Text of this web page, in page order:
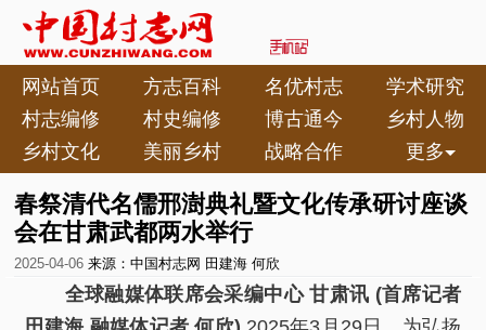
网站首页 方志百科 名优村志
学术研究
村志编修
村史编修 博古通今
乡村人物
乡村文化
美丽乡村 战略合作 更多
春祭清代名儒邢澍典礼暨文化传承研讨座谈
会在甘肃武都两水举行
2025-04-06 来源：中国村志网 田建海 何欣
全球融媒体联席会采编中心 甘肃讯 (首席记者